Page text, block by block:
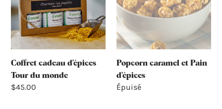
du
monde
Coffret cadeau d'épices
Tour du monde
Prix
$45.00
d'épices
Popcorn caramel et Pain
d'épices
Prix
Épuisé